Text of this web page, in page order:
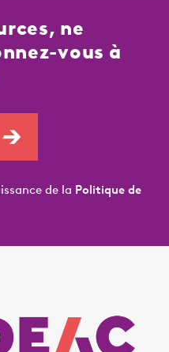
ne
vous à
de la Politique de